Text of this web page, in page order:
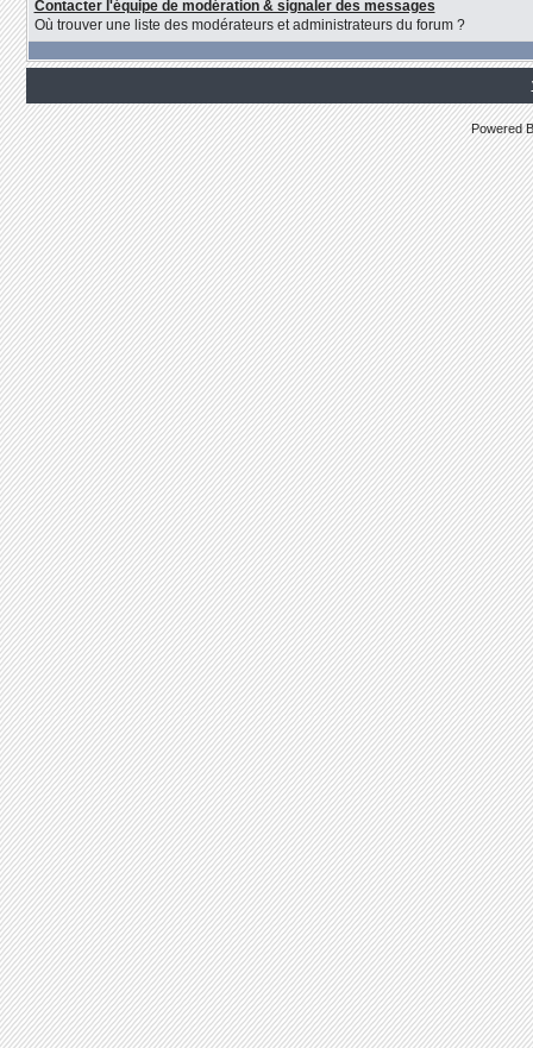
Contacter l'équipe de modération & signaler des messages
Où trouver une liste des modérateurs et administrateurs du forum ?
Powered